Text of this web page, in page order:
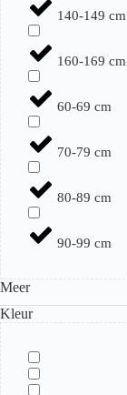
140-149 cm
160-169 cm
60-69 cm
70-79 cm
80-89 cm
90-99 cm
Meer
Kleur